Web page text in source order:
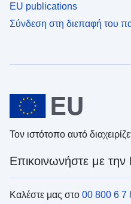
EU publications
Σύνδεση στη διεπαφή του
Τον ιστότοπο αυτό
Επικοινωνήστε με
Καλέστε μας στο 00 800 6 7